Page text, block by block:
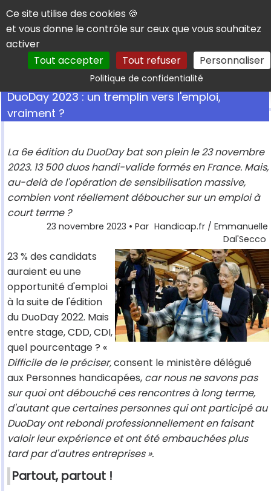
Panneau de gestion des cookies
Ce site utilise des cookies 🍪
et vous donne le contrôle sur ceux que vous souhaitez
activer
Tout accepter
Tout refuser Personnaliser
Politique de confidentialitéRechercher
DuoDay 2023 : un tremplin vers l'emploi,
vraiment ?
La 6e édition du DuoDay bat son plein le 23 novembre
2023. 13 500 duos handi-valide formés en France. Mais,
au-delà de l'opération de sensibilisation massive,
combien vont réellement déboucher sur un emploi à
court terme ?
23 novembre 2023 • Par Handicap.fr / Emmanuelle
Dal'Secco
23 % des candidats
auraient eu une
opportunité d'emploi
à la suite de l'édition
du DuoDay 2022. Mais
entre stage, CDD, CDI,
quel pourcentage ? «
Difficile de le préciser,consent le ministère délégué
aux Personnes handicapées, car nous ne savons pas
sur quoi ont débouché ces rencontres à long terme,
d'autant que certaines personnes qui ont participé au
DuoDay ont rebondi professionnellement en faisant
valoir leur expérience et ont été embauchées plus
tard par d'autres entreprises ».
Partout, partout !